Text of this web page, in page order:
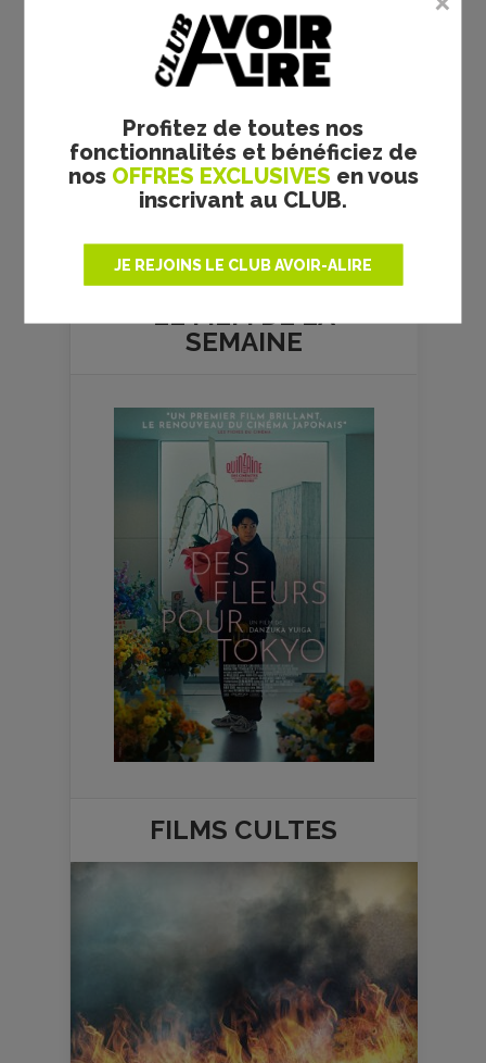
Profitez de toutes nos
fonctionnalités et bénéficiez de
nos OFFRES EXCLUSIVES en vous
inscrivant au CLUB.
JE REJOINS LE CLUB AVOIR-ALIRE
Plus de films
LE FILM DELA
SEMAINE
FILMS CULTES